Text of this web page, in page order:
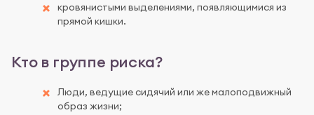
кровянистыми выделениями, появляющимися из
прямой кишки.
Кто в группе риска?
Люди, ведущие сидячий или же малоподвижный
образ жизни;